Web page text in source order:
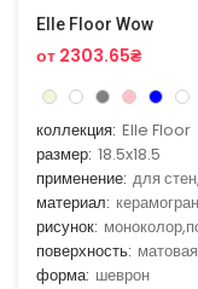
Elle Floor Wow
от 2303.65₴
коллекция: Elle Floor
размер: 18.5x18.5
применение: для
материал:
рисунок:
поверхность: матовая
форма: шеврон